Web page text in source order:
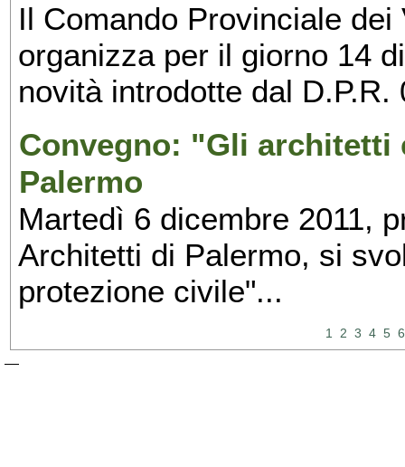
Il Comando Provinciale
organizza per il giorno 14
novità introdotte dal
Convegno: "Gli architetti
Palermo
Martedì 6 dicembre 2011,
Architetti di Palermo, si
protezione civile"...
1 2 3 4 5 6